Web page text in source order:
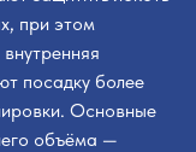
при этом
посадку более
Основные
объёма —